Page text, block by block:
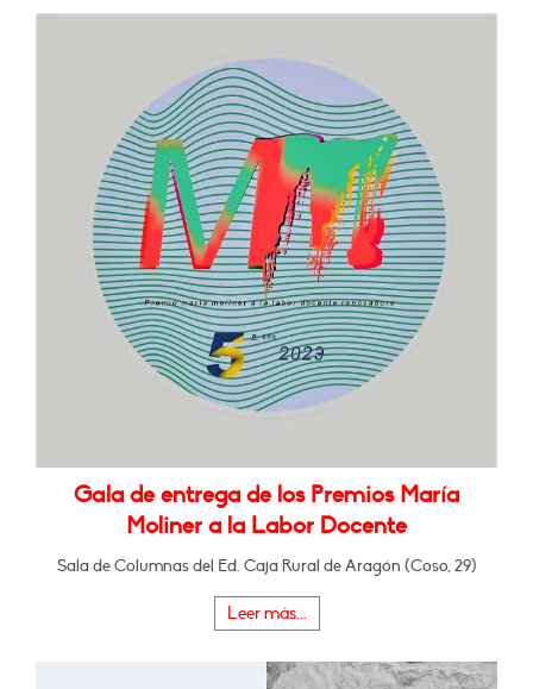
Gala de entrega de los Premios María
Moliner a la Labor Docente
Sala de Columnas del Ed. Caja Rural de Aragón (Coso, 29)
Leer más...